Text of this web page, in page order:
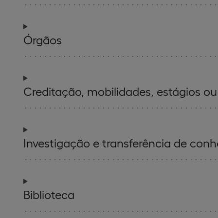
Órgãos
Creditação, mobilidades, estágios
Investigação e transferência de
Biblioteca